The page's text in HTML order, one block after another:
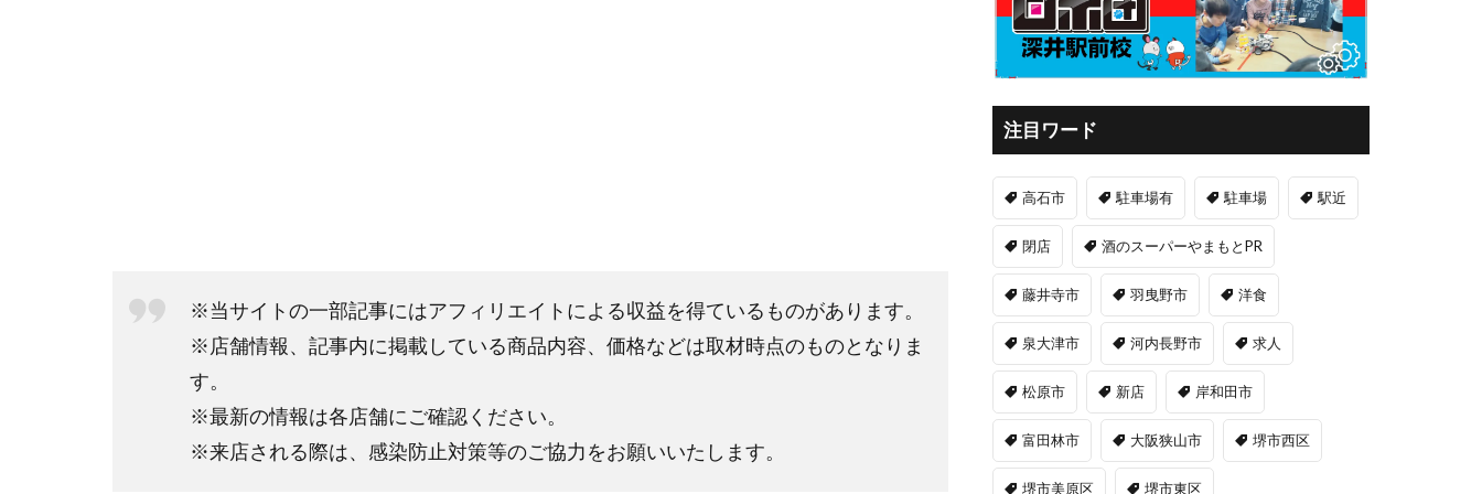
※当サイトの一部記事にはアフィリエイトによる収益を得ているものがあります。
※店舗情報、記事内に掲載している商品内容、価格などは取材時点のものとなりま
す。
※最新の情報は各店舗にご確認ください。
※来店される際は、感染防止対策等のご協力をお願いいたします。
注目ワード
高石市 駐車場有 駐車場 駅近
閉店 酒のスーパーやまもとPR
藤井寺市 羽曳野市 洋食
泉大津市 河内長野市 求人
松原市 新店 岸和田市
富田林市 大阪狭山市 堺市西区
堺市美原区 堺市東区